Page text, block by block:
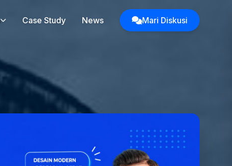
Case Study News Mari Diskusi